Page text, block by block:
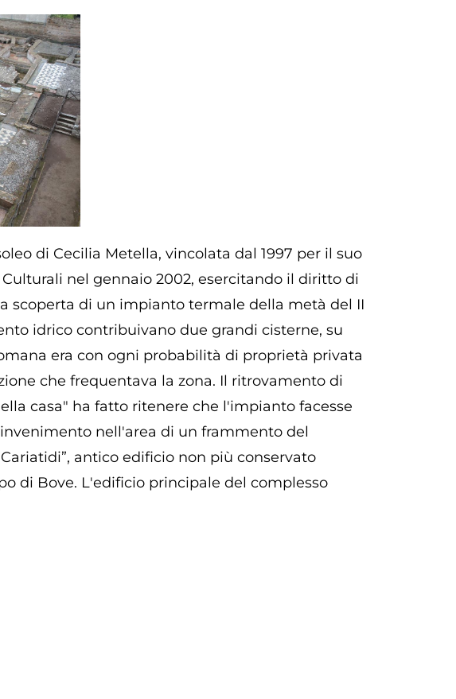
di Cecilia Metella, vincolata dal 1997 per il suo
nel gennaio 2002, esercitando il diritto di
scoperta di un impianto termale della metà del II
idrico contribuivano due grandi cisterne, su
era con ogni probabilità di proprietà privata
che frequentava la zona. Il ritrovamento di
casa" ha fatto ritenere che l'impianto facesse
nell'area di un frammento del
antico edificio non più conservato
di Bove. L'edificio principale del complesso